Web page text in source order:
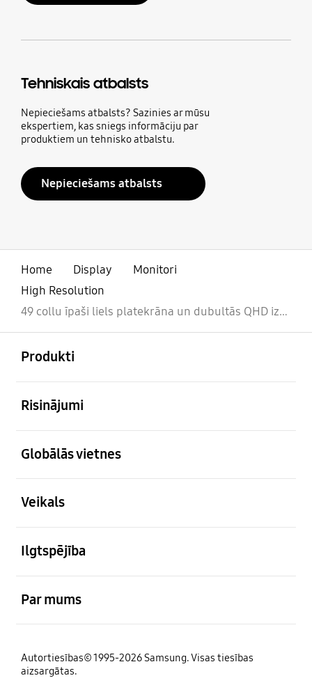
Tehniskais atbalsts
Nepieciešams atbalsts? Sazinies ar mūsu
ekspertiem, kas sniegs informāciju par
produktiem un tehnisko atbalstu.
Nepieciešams atbalsts
Home Display
Monitori
High Resolution
49 collu īpaši liels platekrāna un dubultās QHD izšķirtspējas monitors ar 1800R ieliekumu, USB C tipa un LAN pieslēgvietu
Produkti
Risinājumi
Globālās vietnes
Veikals
Ilgtspējība
Par mums
Autortiesības© 1995-2026 Samsung. Visas tiesības
aizsargātas.